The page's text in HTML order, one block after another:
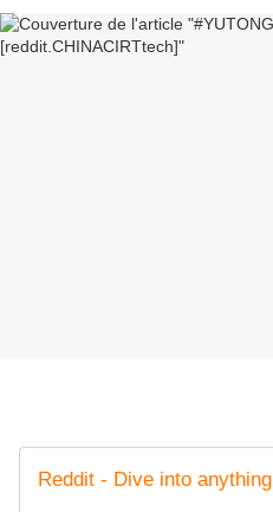
Reddit - Dive into anything